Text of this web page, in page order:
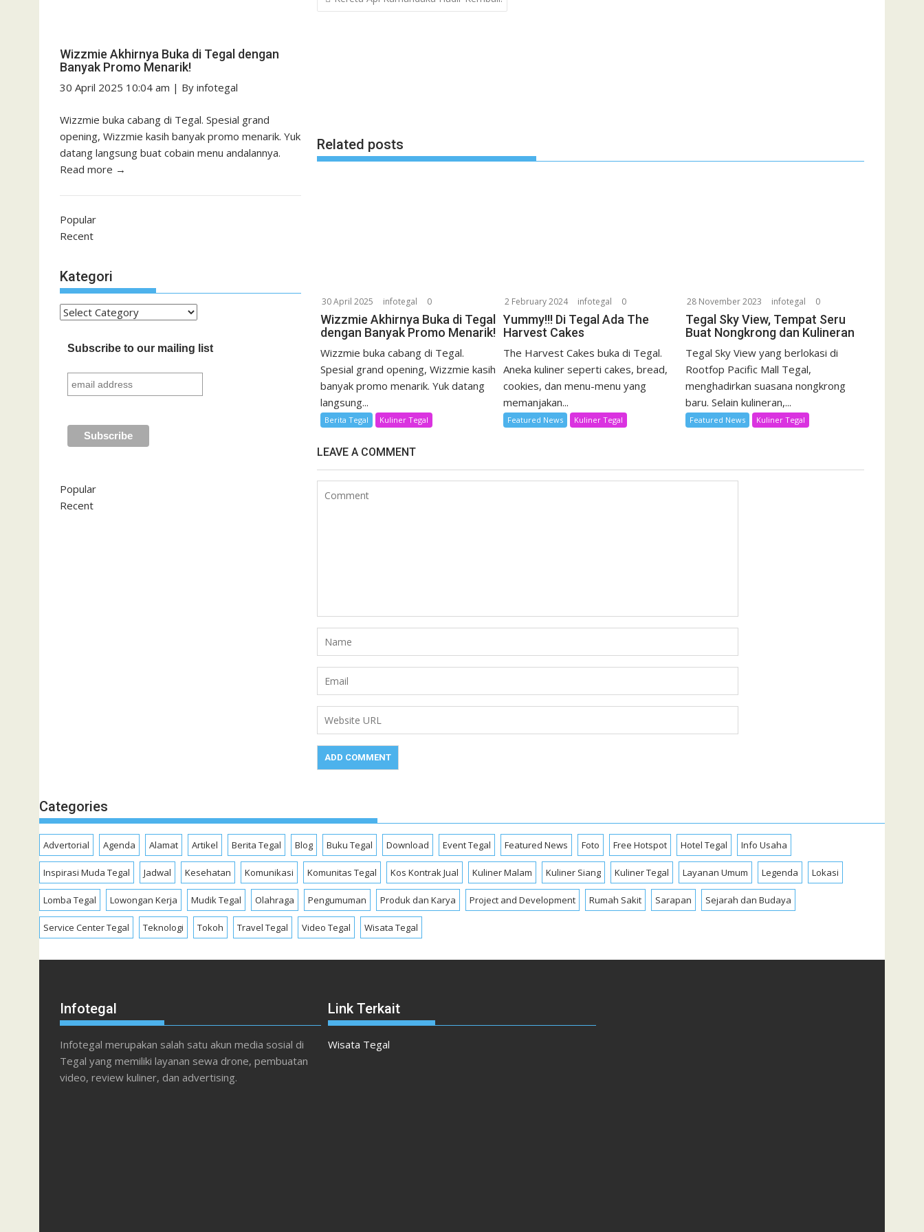
navigation
Related posts
30 April 2025 infotegal 0
Wizzmie Akhirnya Buka di Tegal
dengan Banyak Promo Menarik!
Wizzmie buka cabang di Tegal.
Spesial grand opening, Wizzmie kasih
banyak promo menarik. Yuk datang
langsung...
Berita Tegal Kuliner Tegal
2 February 2024 infotegal 0
Yummy!!! Di Tegal Ada The
Harvest Cakes
The Harvest Cakes buka di Tegal.
Aneka kuliner seperti cakes, bread,
cookies, dan menu-menu yang
memanjakan...
Featured News Kuliner Tegal
28 November 2023 infotegal 0
Tegal Sky View, Tempat Seru
Buat Nongkrong dan Kulineran
Tegal Sky View yang berlokasi di
Rootfop Pacific Mall Tegal,
menghadirkan suasana nongkrong
baru. Selain kulineran,...
Featured News Kuliner Tegal
LEAVE A COMMENT
Wizzmie Akhirnya Buka di Tegal dengan
Banyak Promo Menarik!
30 April 2025 10:04 am | By infotegal
Wizzmie buka cabang di Tegal. Spesial grand
opening, Wizzmie kasih banyak promo menarik. Yuk
datang langsung buat cobain menu andalannya.
Read more →
Popular
Recent
Kategori
Kategori
Subscribe to our mailing list
Popular
Recent
Categories
Advertorial Agenda Alamat Artikel Berita Tegal Blog Buku Tegal Download Event Tegal Featured News Foto Free Hotspot Hotel Tegal Info Usaha
Inspirasi Muda Tegal Jadwal Kesehatan Komunikasi Komunitas Tegal Kos Kontrak Jual Kuliner Malam Kuliner Siang Kuliner Tegal Layanan Umum Legenda Lokasi
Lomba Tegal Lowongan Kerja Mudik Tegal Olahraga Pengumuman Produk dan Karya Project and Development Rumah Sakit Sarapan Sejarah dan Budaya
Service Center Tegal Teknologi Tokoh Travel Tegal Video Tegal Wisata Tegal
Infotegal
Infotegal merupakan salah satu akun media sosial di
Tegal yang memiliki layanan sewa drone, pembuatan
video, review kuliner, dan advertising.
Link Terkait
Wisata Tegal